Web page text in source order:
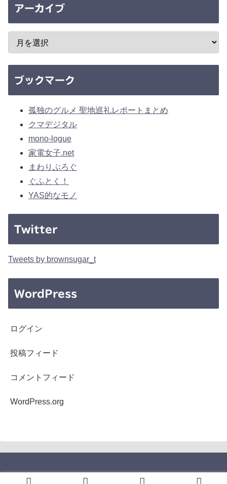
アーカイブ
ブックマーク
孤独のグルメ 聖地巡礼レポートまとめ
クマデジタル
mono-logue
家電女子.net
まわりぶろぐ
ぐふとく！
YAS的なモノ
Twitter
Tweets by brownsugar_t
WordPress
ログイン
投稿フィード
コメントフィード
WordPress.org